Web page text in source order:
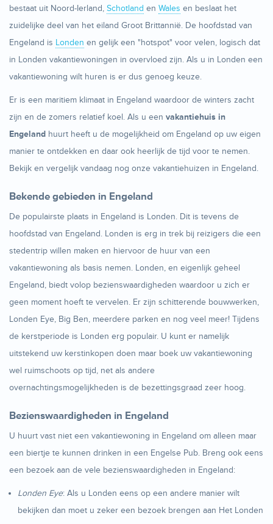
bestaat uit Noord-Ierland, Schotland en Wales en beslaat het
zuidelijke deel van het eiland Groot Brittannië. De hoofdstad van
Engeland is Londen en gelijk een "hotspot" voor velen, logisch dat
in Londen vakantiewoningen in overvloed zijn. Als u in Londen een
vakantiewoning wilt huren is er dus genoeg keuze.
Er is een maritiem klimaat in Engeland waardoor de winters zacht
zijn en de zomers relatief koel. Als u een vakantiehuis in
Engeland huurt heeft u de mogelijkheid om Engeland op uw eigen
manier te ontdekken en daar ook heerlijk de tijd voor te nemen.
Bekijk en vergelijk vandaag nog onze vakantiehuizen in Engeland.
Bekende gebieden in Engeland
De populairste plaats in Engeland is Londen. Dit is tevens de
hoofdstad van Engeland. Londen is erg in trek bij reizigers die een
stedentrip willen maken en hiervoor de huur van een
vakantiewoning als basis nemen. Londen, en eigenlijk geheel
Engeland, biedt volop bezienswaardigheden waardoor u zich er
geen moment hoeft te vervelen. Er zijn schitterende bouwwerken,
Londen Eye, Big Ben, meerdere parken en nog veel meer! Tijdens
de kerstperiode is Londen erg populair. U kunt er namelijk
uitstekend uw kerstinkopen doen maar boek uw vakantiewoning
wel ruimschoots op tijd, net als andere
overnachtingsmogelijkheden is de bezettingsgraad zeer hoog.
Bezienswaardigheden in Engeland
U huurt vast niet een vakantiewoning in Engeland om alleen maar
een biertje te kunnen drinken in een Engelse Pub. Breng ook eens
een bezoek aan de vele bezienswaardigheden in Engeland:
Londen Eye: Als u Londen eens op een andere manier wilt
bekijken dan moet u zeker een bezoek brengen aan Het Londen